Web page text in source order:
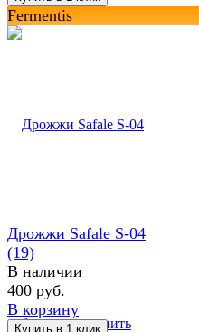
Fermentis
избранное сравнить
Дрожжи Safale S-04
(19)
В наличии
400 руб.
В корзину